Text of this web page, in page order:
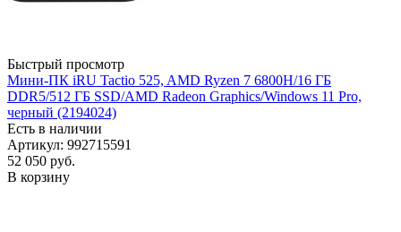
Быстрый просмотр
Мини-ПК iRU Tactio 525, AMD Ryzen 7 6800H/16 ГБ
DDR5/512 ГБ SSD/AMD Radeon Graphics/Windows 11 Pro,
черный (2194024)
Есть в наличии
Артикул: 992715591
52 050 руб.
В корзину